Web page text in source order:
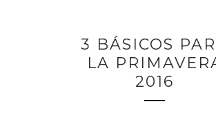
3 BÁSICOS
LA
2016